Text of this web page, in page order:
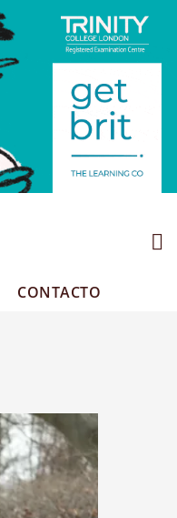
CONTACTO